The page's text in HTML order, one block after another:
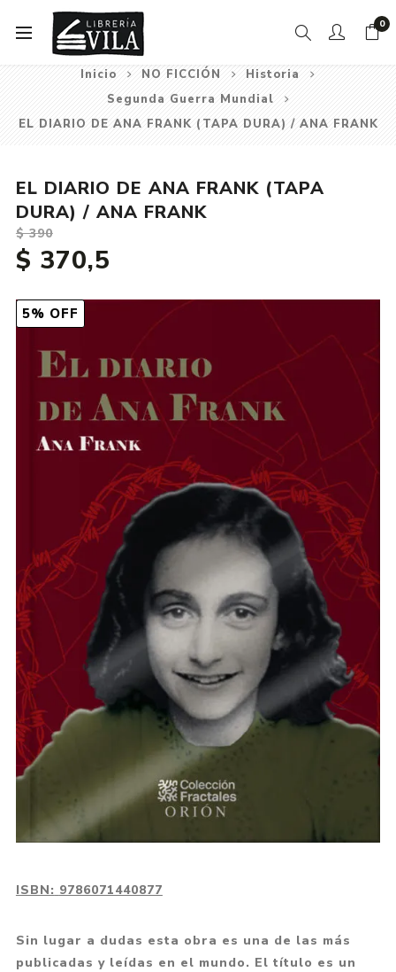
0
Inicio NO FICCIÓN
Historia
Segunda Guerra Mundial
EL DIARIO DE ANA FRANK (TAPA DURA) / ANA FRANK
5% OFF
EL DIARIO DE ANA FRANK (TAPA
DURA) / ANA FRANK
$ 390
$ 370,5
ISBN: 9786071440877
Sin lugar a dudas esta obra es una de las más
publicadas y leídas en el mundo. El título es un